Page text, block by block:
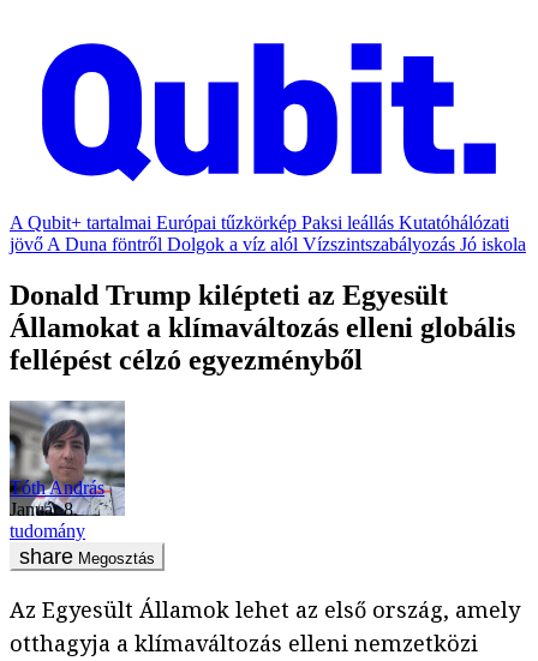
A Qubit+ tartalmai Európai tűzkörkép Paksi leállás Kutatóhálózati
jövő A Duna föntről Dolgok a víz alól Vízszintszabályozás Jó iskola
Donald Trump kilépteti az Egyesült
Államokat a klímaváltozás elleni globális
fellépést célzó egyezményből
Tóth András
január 8.
tudomány
Megosztás
Az Egyesült Államok lehet az első ország, amely
otthagyja a klímaváltozás elleni nemzetközi